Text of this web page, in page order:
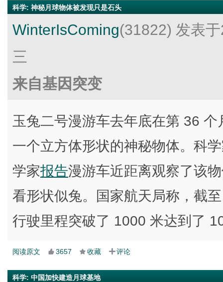
科学: 神秘月球物体被发现只是石头
WinterIsComing(31822) 发表
三
来自基因突变
玉兔二号漫游车去年底在第 36 个
一个立方体形状的神秘物体。科
学家报告漫游车近距离观察了该
看形状似兔。国家航天局称，截
行驶里程突破了 1000 米达到了
阅读原文 3657 收藏 评论
科学: 中国加快建造月球基地